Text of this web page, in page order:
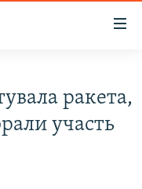
ракета,
участь